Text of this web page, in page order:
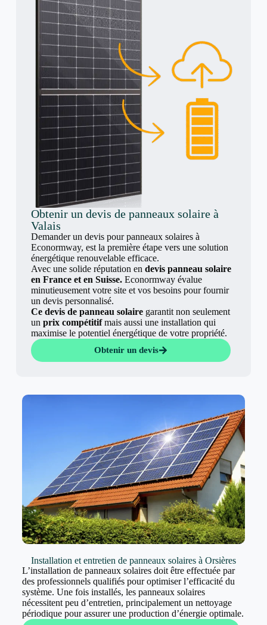
Obtenir un devis de panneaux solaire à
Valais
Demander un devis pour panneaux solaires à
Econormway, est la première étape vers une solution
énergétique renouvelable efficace.
Avec une solide réputation en devis panneau solaire
en France et en Suisse.Econormway évalue
minutieusement votre site et vos besoins pour fournir
un devis personnalisé.
Ce devis de panneau solairegarantit non seulement
un prix compétitifmais aussi une installation qui
maximise le potentiel énergétique de votre propriété.
Obtenir un devis
Installation et entretien de panneaux solaires à Orsières
L’installation de panneaux solaires doit être effectuée par
des professionnels qualifiés pour optimiser l’efficacité du
système. Une fois installés, les panneaux solaires
nécessitent peu d’entretien, principalement un nettoyage
périodique pour assurer une production d’énergie optimale.